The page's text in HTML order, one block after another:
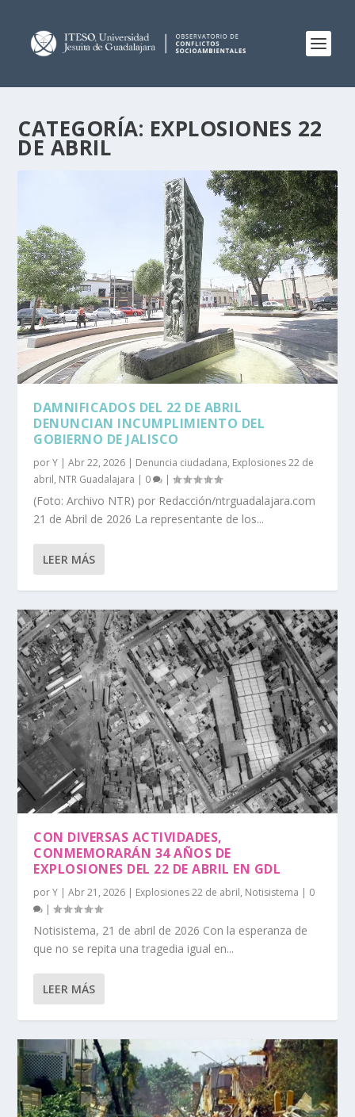
CATEGORÍA: EXPLOSIONES 22
DE ABRIL
DAMNIFICADOS DEL 22 DE ABRIL
DENUNCIAN INCUMPLIMIENTO DEL
GOBIERNO DE JALISCO
porY |Abr 22, 2026 | Denuncia ciudadana, Explosiones 22 de
abril, NTR Guadalajara | 0 |
(Foto: Archivo NTR) por Redacción/ntrguadalajara.com
21 de Abril de 2026 La representante de los...
LEER MÁS
CON DIVERSAS ACTIVIDADES,
CONMEMORARÁN 34 AÑOS DE
EXPLOSIONES DEL 22 DE ABRIL EN GDL
porY |Abr 21, 2026 | Explosiones 22 de abril, Notisistema | 0
|
Notisistema, 21 de abril de 2026 Con la esperanza de
que no se repita una tragedia igual en...
LEER MÁS